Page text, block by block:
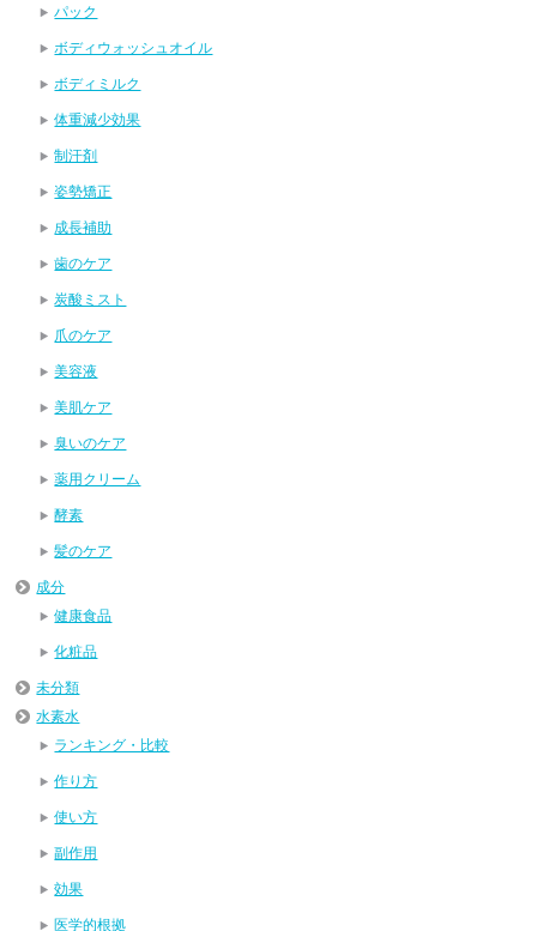
パック
ボディウォッシュオイル
ボディミルク
体重減少効果
制汗剤
姿勢矯正
成長補助
歯のケア
炭酸ミスト
爪のケア
美容液
美肌ケア
臭いのケア
薬用クリーム
酵素
髪のケア
成分
健康食品
化粧品
未分類
水素水
ランキング・比較
作り方
使い方
副作用
効果
医学的根拠